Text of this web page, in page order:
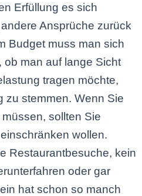
Erfüllung es sich
Ansprüche zurück
Budget muss man sich
ob man auf lange Sicht
tragen möchte,
zu stemmen. Wenn Sie
sollten Sie
wollen.
Restaurantbesuche, kein
oder gar
hat schon so manch